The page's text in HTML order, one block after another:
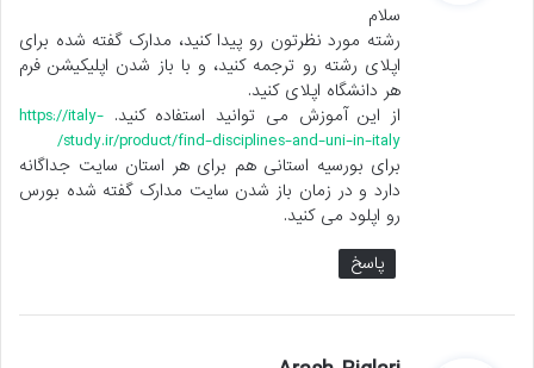
سلام
رشته مورد نظرتون رو پیدا کنید، مدارک گفته شده برای
اپلای رشته رو ترجمه کنید، و با باز شدن اپلیکیشن فرم
هر دانشگاه اپلای کنید.
از این آموزش می توانید استفاده کنید. https://italy-
study.ir/product/find-disciplines-and-uni-in-italy/
برای بورسیه استانی هم برای هر استان سایت جداگانه
دارد و در زمان باز شدن سایت مدارک گفته شده بورس
رو اپلود می کنید.
پاسخ